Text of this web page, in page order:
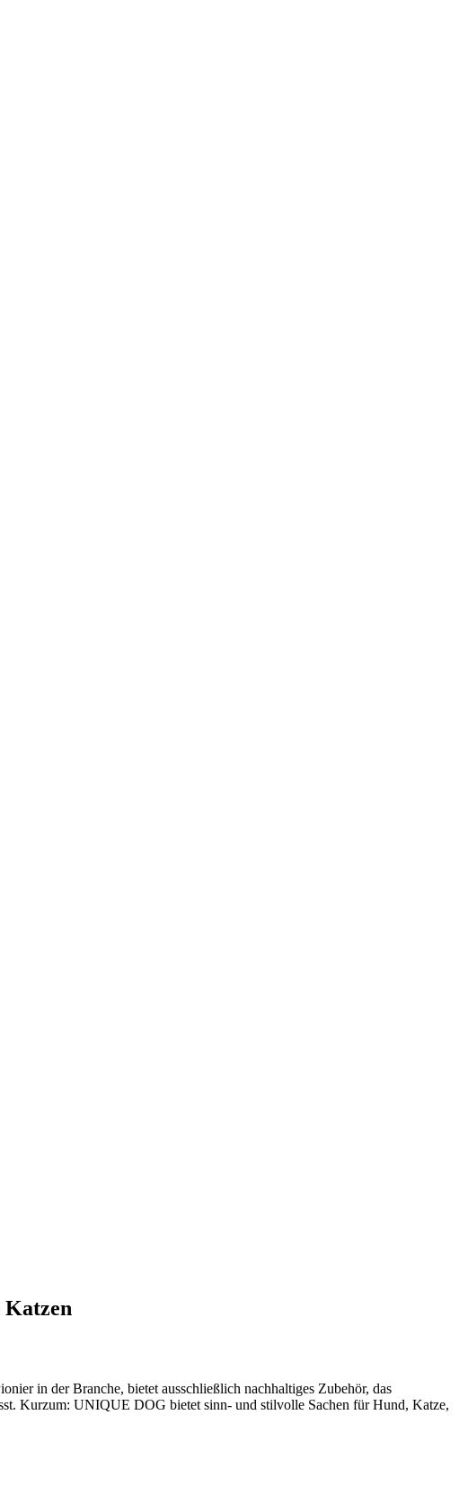
in der Branche, bietet ausschließlich nachhaltiges Zubehör, das
Kurzum: UNIQUE DOG bietet sinn- und stilvolle Sachen für Hund, Katze,